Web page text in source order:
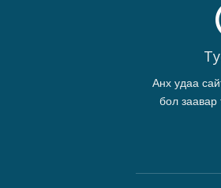
Анх удаа
бол заавар